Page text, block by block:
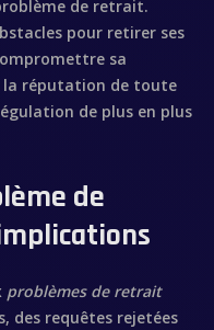
de retrait.
pour retirer ses
sa
la réputation de toute
de plus en plus
de
problèmes de retrait
des requêtes rejetées